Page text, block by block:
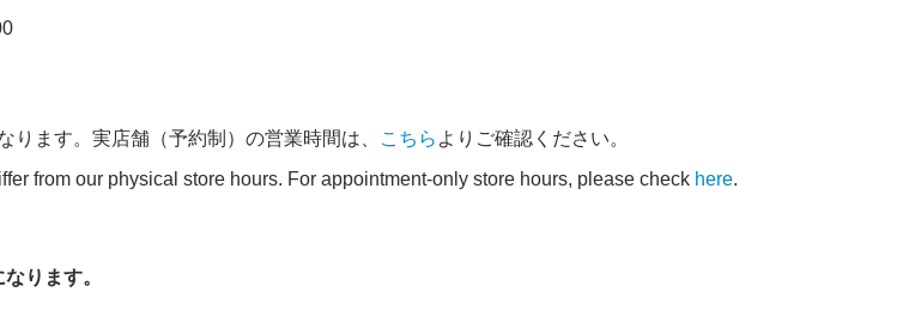
ます。実店舗（予約制）の営業時間は、 こちら よりご確認ください。
from our physical store hours. For appointment-only store hours, please check here.
ります。